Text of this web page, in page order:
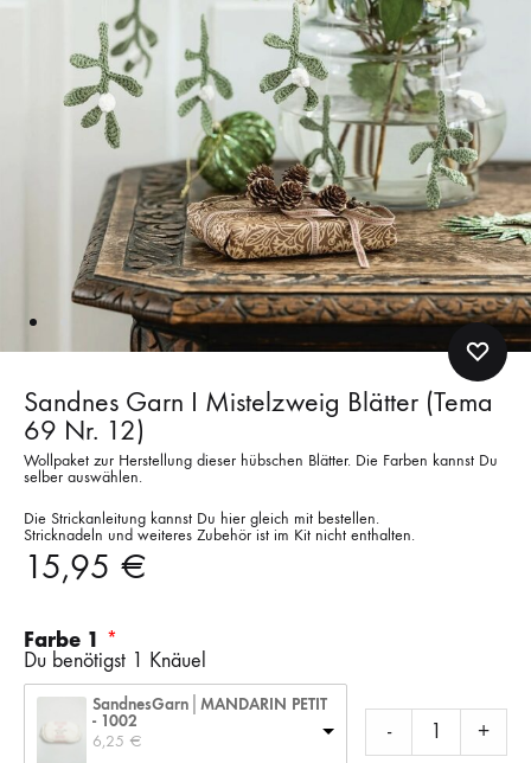
Sandnes Garn I Mistelzweig Blätter (Tema
69 Nr. 12)
Wollpaket zur Herstellung dieser hübschen Blätter. Die Farben kannst Du
selber auswählen.
Die Strickanleitung kannst Du hier gleich mit bestellen.
Stricknadeln und weiteres Zubehör ist im Kit nicht enthalten.
15,95 €
Farbe 1
Du benötigst 1 Knäuel
SandnesGarn│MANDARIN PETIT
- 1002
6,25 € - +